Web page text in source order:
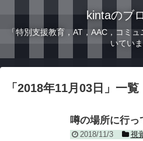
kintaのブ
「特別支援教育，AT，AAC，コミ
いてい
「 2018年11月03日 」 一覧
噂の場所に行っ
2018/11/3
視